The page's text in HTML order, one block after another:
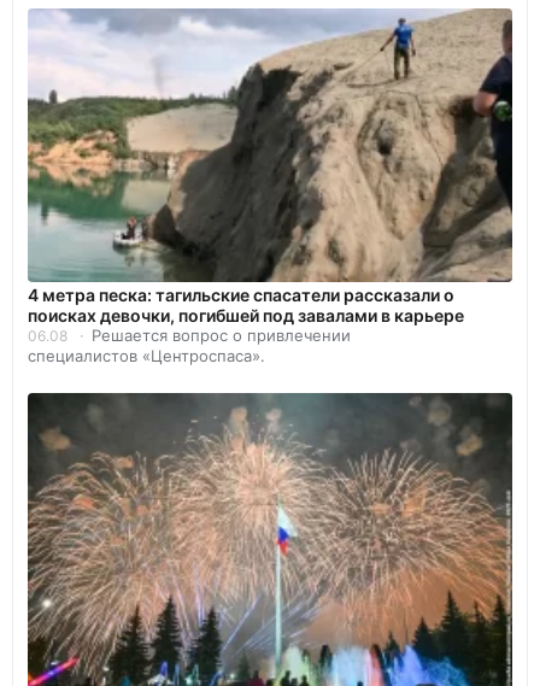
4 метра песка: тагильские спасатели рассказали о
поисках девочки, погибшей под завалами в карьере
06.08
Решается вопрос о привлечении
специалистов «Центроспаса».